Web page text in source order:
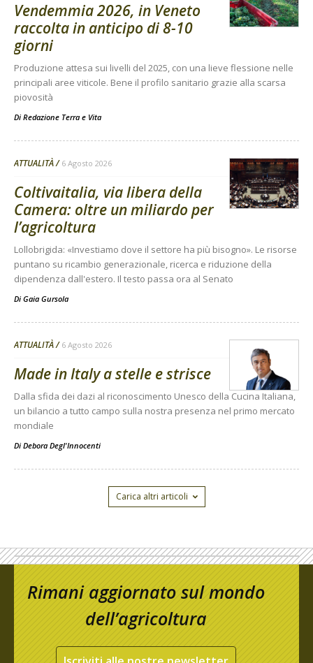
Vendemmia 2026, in Veneto
raccolta in anticipo di 8-10
giorni
Produzione attesa sui livelli del 2025, con una lieve flessione nelle
principali aree viticole. Bene il profilo sanitario grazie alla scarsa
piovosità
Di Redazione Terra e Vita
ATTUALITÀ 6 Agosto 2026
Coltivaitalia, via libera della
Camera: oltre un miliardo per
l’agricoltura
Lollobrigida: «Investiamo dove il settore ha più bisogno». Le risorse
puntano su ricambio generazionale, ricerca e riduzione della
dipendenza dall'estero. Il testo passa ora al Senato
Di Gaia Gursola
ATTUALITÀ 6 Agosto 2026
Made in Italy a stelle e strisce
Dalla sfida dei dazi al riconoscimento Unesco della Cucina Italiana,
un bilancio a tutto campo sulla nostra presenza nel primo mercato
mondiale
Di Debora Degl'Innocenti
Carica altri articoli
Rimani aggiornato sul mondo
dell’agricoltura